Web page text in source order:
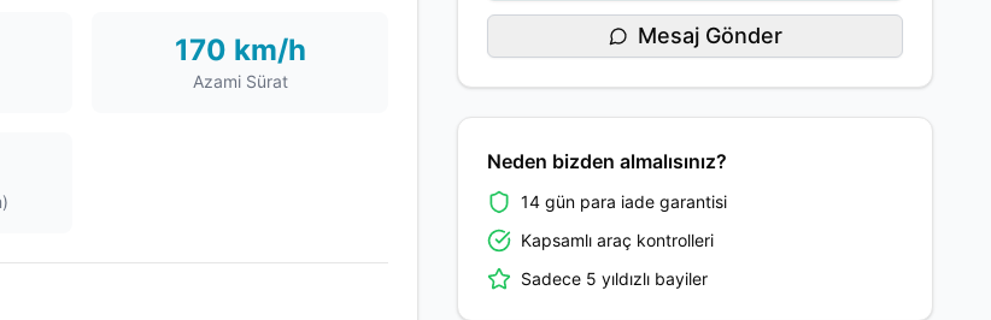
170 km/h
Azami Sürat
Mesaj Gönder
Neden bizden almalısınız?
14 gün para iade garantisi
Kapsamlı araç kontrolleri
Sadece 5 yıldızlı bayiler